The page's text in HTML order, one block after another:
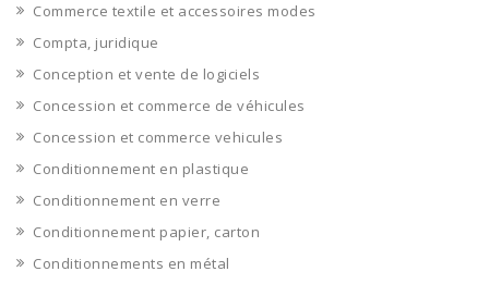
Commerce textile et accessoires modes
Compta, juridique
Conception et vente de logiciels
Concession et commerce de véhicules
Concession et commerce vehicules
Conditionnement en plastique
Conditionnement en verre
Conditionnement papier, carton
Conditionnements en métal